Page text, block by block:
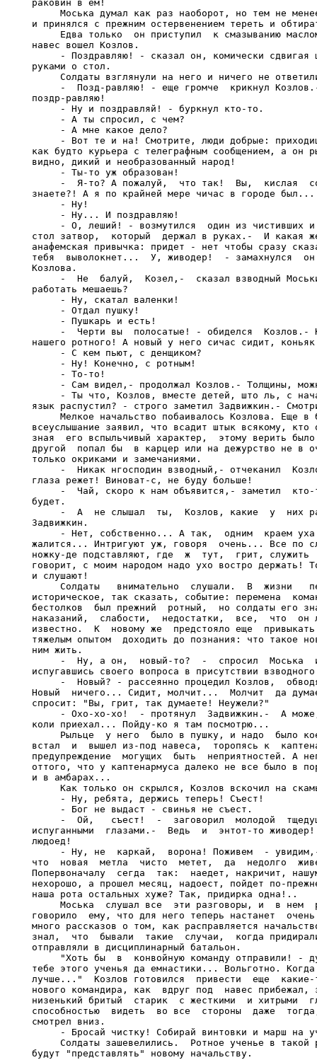
раковин в ем!
Моська думал как раз наоборот, но тем не
и принялся с прежним остервенением тереть и
Едва только  он приступил  к смазыванию
навес вошел Козлов.
- Поздравляю! - сказал он, комически сдвигая
руками о стол.
Солдаты взглянули на него и ничего не
-  Позд-равляю! - еще громче  крикнул
поздр-равляю!
     - Ну и поздравляй! - буркнул кто-то.
     - А ты спросил, с чем?
     - А мне какое дело?
- Вот те и на! Смотрите, люди добрые:
как будто курьера с телеграфным сообщением, а он
видно, дикий и необразованный народ!
     - Ты-то уж образован!
-  Я-то? А пожалуй,  что так!  Вы,  кислая
знаете?! А я по крайней мере чичас в городе был...
     - Ну!
     - Ну... И поздравляю!
- О, леший! - возмутился  один из чистивших
стол затвор,  который  держал в руках.-  И какая
анафемская привычка: придет - нет чтобы сразу
тебя  выволокнет...  У, живодер!  - замахнулся  он
Козлова.
-  Не  балуй,  Козел,-  сказал взводный
работать мешаешь?
     - Ну, скатал валенки!
     - Отдал пушку!
     - Пушкарь и есть!
-  Черти вы  полосатые! - обиделся  Козлов.-
нашего ротного! А новый у него сичас сидит,
     - С кем пьют, с денщиком?
     - Ну! Конечно, с ротным!
     - То-то!
- Сам видел,- продолжал Козлов.- Толщины,
- Ты что, Козлов, вместе детей, што ль, с
язык распустил? - строго заметил Задвижкин.-
Мелкое начальство побаивалось Козлова. Еще в
всеуслышание заявил, что всадит штык всякому,
зная  его вспыльчивый характер,  этому верить
другой  попал бы  в карцер или на дежурство не в
только окриками и замечаниями.
-  Никак нгосподин взводный,- отчеканил
глаза режет! Виноват-с, не 6yду больше!
-  Чай, скоро к нам объявится,- заметил
будет.
-  А  не слышал  ты,  Козлов, какие  у  них
Задвижкин.
- Нет, собственно... А так,  одним  краем
жалится... Интригуют уж, говоря  очень... Все по
ножку-де подставляют, где  ж  тут,  грит,
говорит, с моим народом надо ухо востро держать!
и слушают!
Солдаты   внимательно  слушали.  В  жизни
историческое, так сказать, событие: перемена
бестолков  был прежний  ротный,  но солдаты его
наказаний,  слабости,  недостатки,  все,  что
известно.  К  новому же  предстояло еще
тяжелым опытом  доходить до познания: что такое
ним жить.
-  Ну, а он,  новый-то?  -  спросил  Моська
испугавшись своего вопроса в присутствии
-  Новый? - рассеянно процедил Козлов,
Новый  ничего... Сидит, молчит...  Молчит  да
спросит: "Вы, грит, так думаете! Неужели?"
- Охо-хо-хо!  - протянул  Задвижкин.-  А
коли приехал... Пойду-ко я там посмотрю...
Рыльце  у него  было в пушку, и надо  было
встал  и  вышел из-под навеса,  торопясь к
предупреждение  могущих  быть  неприятностей. А
оттого, что у каптенармуса далеко не все было в
и в амбарах...
Как только он скрылся, Козлов вскочил на
     - Ну, ребята, держись теперь! Съест!
     - Бог не выдаст - свинья не съест.
-  Ой,   съест!  -  заговорил  молодой
испуганными  глазами.-  Ведь  и  энтот-то
людоед!
- Ну, не  каркай,  ворона! Поживем  -
что  новая  метла  чисто  метет,  да  недолго
Попервоначалу  сегда  так:  наедет, накричит,
нехорошо, а прошел месяц, надоест, пойдет по-
наша рота остальных хуже? Так, придирка одна!..
Моська  слушал все  эти разговоры, и  в нем
говорило  ему, что для него теперь настанет
много рассказов о том, как расправляется
знал,  что  бывали  такие  случаи,  когда
отправляли в дисциплинарный батальон.
"Хоть бы  в  конвойную команду отправили! -
тебе этого ученья да емнастики... Вольготно.
лучше..."  Козлов готовился  привести  еще  какие-
нового командира, как  вдруг под  навес прибежал,
низенький бритый  старик  с жесткими  и хитрыми
способностью  видеть  во все  стороны  даже
смотрел вниз.
- Бросай чистку! Собирай винтовки и марш на
Солдаты зашевелились.  Ротное ученье в такой
будут "представлять" новому начальству.